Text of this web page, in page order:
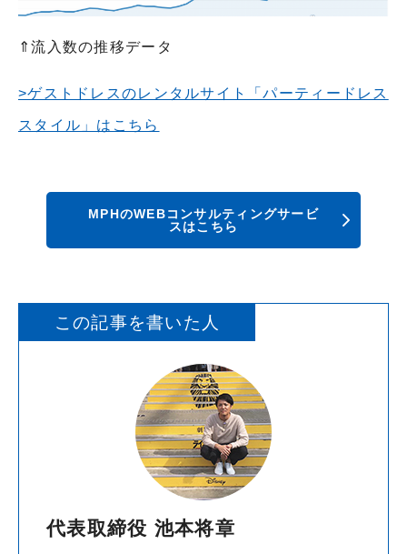
⇑流入数の推移データ
>ゲストドレスのレンタルサイト「パーティードレス
スタイル」はこちら
MPHのWEBコンサルティングサービ
スはこちら
この記事を書いた人
代表取締役 池本将章